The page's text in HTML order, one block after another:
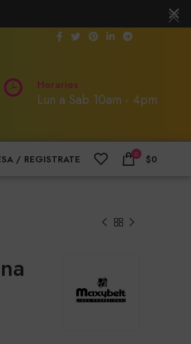
Horarios
Lun a Sab 10am - 4pm
/ REGISTRATE 0 $0